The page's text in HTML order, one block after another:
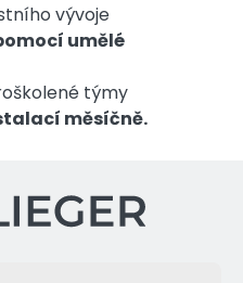
vývoje
umělé
týmy
měsíčně.